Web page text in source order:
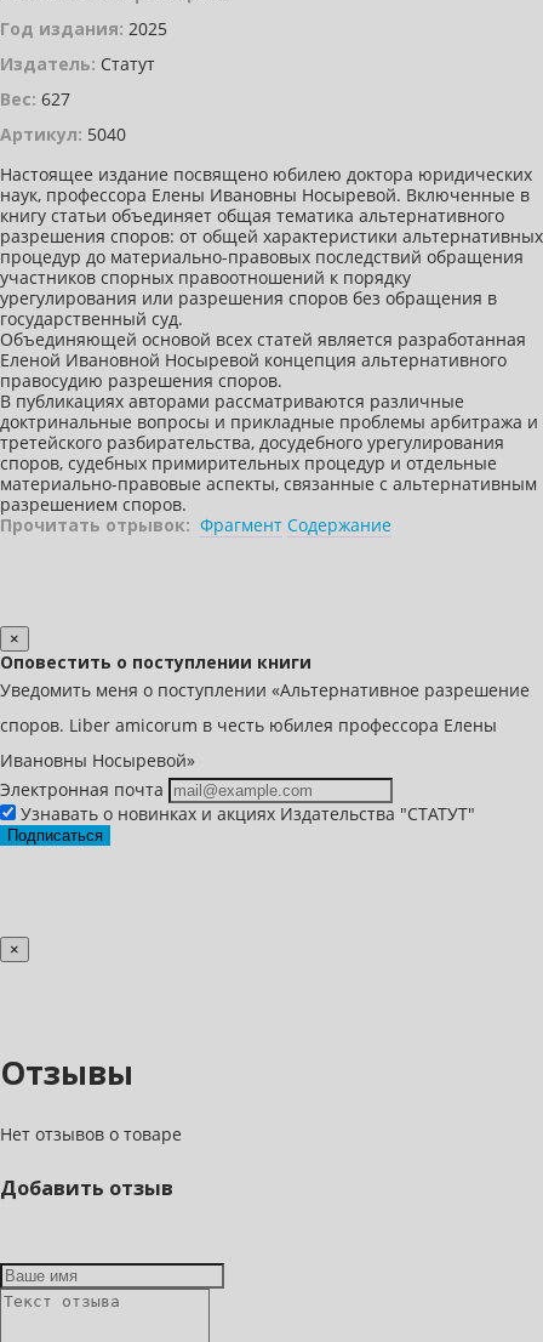
Год издания: 2025
Издатель: Статут
Вес: 627
Артикул: 5040
Настоящее издание посвящено юбилею доктора юридических
наук, профессора Елены Ивановны Носыревой. Включенные в
книгу статьи объединяет общая тематика альтернативного
разрешения споров: от общей характеристики альтернативных
процедур до материально-правовых последствий обращения
участников спорных правоотношений к порядку
урегулирования или разрешения споров без обращения в
государственный суд.
Объединяющей основой всех статей является разработанная
Еленой Ивановной Носыревой концепция альтернативного
правосудию разрешения споров.
В публикациях авторами рассматриваются различные
доктринальные вопросы и прикладные проблемы арбитража и
третейского разбирательства, досудебного урегулирования
споров, судебных примирительных процедур и отдельные
материально-правовые аспекты, связанные с альтернативным
разрешением споров.
Прочитать отрывок: Фрагмент Содержание
×
Оповестить о поступлении книги
Уведомить меня о поступлении «Альтернативное разрешение
споров. Liber amicorum в честь юбилея профессора Елены
Ивановны Носыревой»
Электронная почта
Узнавать о новинках и акциях Издательства "СТАТУТ"
Подписаться
×
Отзывы
Нет отзывов о товаре
Добавить отзыв